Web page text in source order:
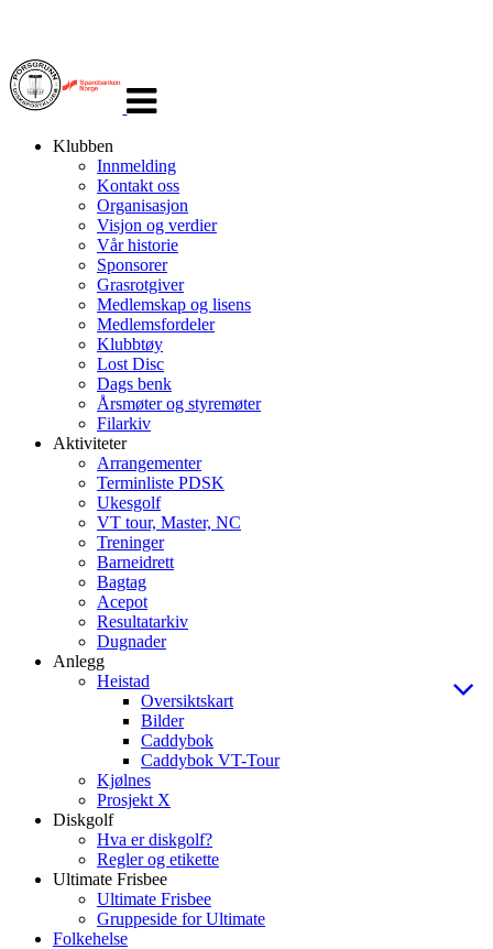
navigasjon
Klubben
Innmelding
Kontakt oss
Organisasjon
Visjon og verdier
Vår historie
Sponsorer
Grasrotgiver
Medlemskap og lisens
Medlemsfordeler
Klubbtøy
Lost Disc
Dags benk
Årsmøter og styremøter
Filarkiv
Aktiviteter
Arrangementer
Terminliste PDSK
Ukesgolf
VT tour, Master, NC
Treninger
Barneidrett
Bagtag
Acepot
Resultatarkiv
Dugnader
Anlegg
Heistad
Oversiktskart
Bilder
Caddybok
Caddybok VT-Tour
Kjølnes
Prosjekt X
Diskgolf
Hva er diskgolf?
Regler og etikette
Ultimate Frisbee
Ultimate Frisbee
Gruppeside for Ultimate
Folkehelse